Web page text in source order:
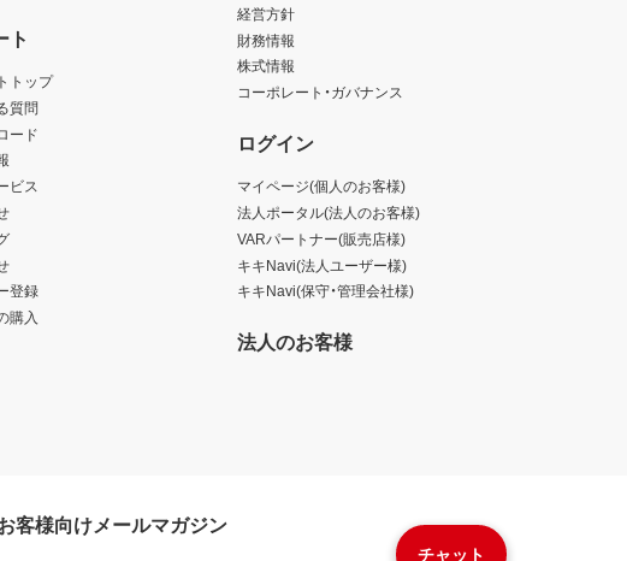
チャット
ト
トップ
質問
ード
ビス
登録
購入
経営方針
財務情報
株式情報
コーポレート・ガバナンス
ログイン
マイページ(個人のお客様)
法人ポータル(法人のお客様)
VARパートナー(販売店様)
キキNavi(法人ユーザー様)
キキNavi(保守・管理会社様)
法人のお客様
客様向けメールマガジン